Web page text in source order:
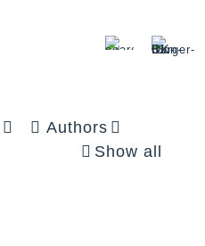
Authors
Show all